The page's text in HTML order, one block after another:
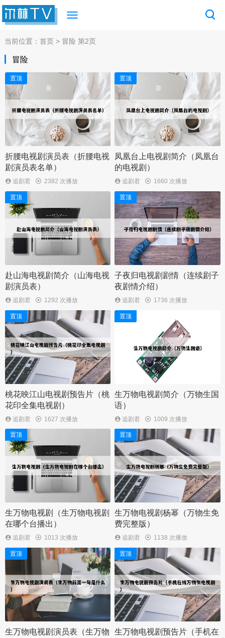
当前位置：首页 > 冒险 第2页
冒险
置顶
折腰电视剧演员表（折腰电视
剧演员表名单）
追剧君 2382 次播放
置顶
凤凰台上电视剧简介（凤凰台
的电视剧）
追剧君 1660 次播放
置顶
赴山海电视剧简介（山海电视
剧演员表）
追剧君 1292 次播放
置顶
子夜归电视剧剧情（连续剧子
夜剧情介绍）
追剧君 1736 次播放
置顶
桃花映江山电视剧预告片（桃
花印全集电视剧）
追剧君 1627 次播放
置顶
生万物电视剧简介（万物生国
语）
追剧君 1009 次播放
置顶
生万物电视剧（生万物电视剧
在哪个台播出）
追剧君 1013 次播放
置顶
生万物电视剧杨幂（万物生免
费完整版）
追剧君 1138 次播放
置顶
生万物电视剧演员表（生万物
置顶
生万物电视剧预告片（手机在